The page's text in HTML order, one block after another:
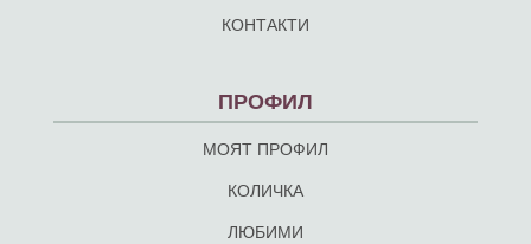
КОНТАКТИ
ПРОФИЛ
МОЯТ ПРОФИЛ
КОЛИЧКА
ЛЮБИМИ